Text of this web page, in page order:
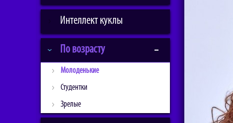
Интеллект куклы
По возрасту
Молоденькие
Студентки
Зрелые